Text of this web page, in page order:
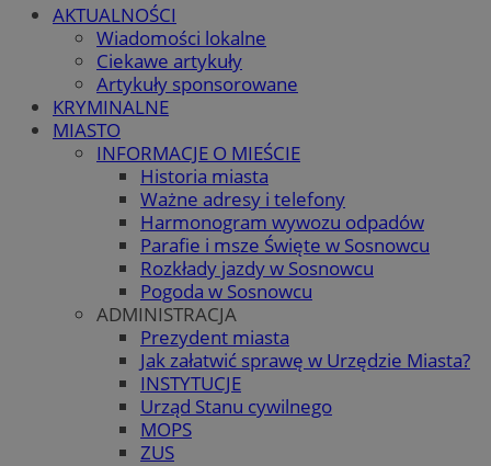
AKTUALNOŚCI
Wiadomości lokalne
Ciekawe artykuły
Artykuły sponsorowane
KRYMINALNE
MIASTO
INFORMACJE O MIEŚCIE
Historia miasta
Ważne adresy i telefony
Harmonogram wywozu odpadów
Parafie i msze Święte w Sosnowcu
Rozkłady jazdy w Sosnowcu
Pogoda w Sosnowcu
ADMINISTRACJA
Prezydent miasta
Jak załatwić sprawę w Urzędzie Miasta?
INSTYTUCJE
Urząd Stanu cywilnego
MOPS
ZUS